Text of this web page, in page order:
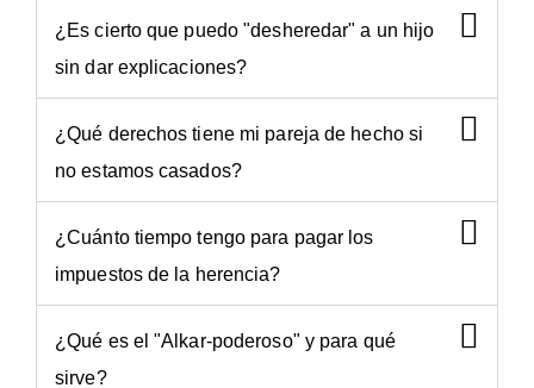
¿Es cierto que puedo "desheredar" a un hijo
sin dar explicaciones?
¿Qué derechos tiene mi pareja de hecho si
no estamos casados?
¿Cuánto tiempo tengo para pagar los
impuestos de la herencia?
¿Qué es el "Alkar-poderoso" y para qué
sirve?